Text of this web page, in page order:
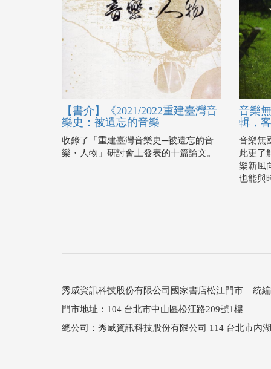
【書介】《2021/2022重建臺灣音
樂史：被遺忘的音樂
收錄了「重建臺灣音樂史─被遺忘的音
樂・人物」研討會上發表的十篇論文。
音樂
輯，
音樂無
此更了
樂新風
也能與
秀威資訊科技股份有限公司國家書店松江門市 統編
門市地址：104 台北市中山區松江路209號1樓
總公司：秀威資訊科技股份有限公司 114 台北市內